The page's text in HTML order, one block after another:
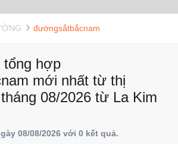
đườngsắtbắcnam
tổng hợp
mới nhất từ thị
08/2026 từ La Kim
08/08/2026 với 0 kết quả.